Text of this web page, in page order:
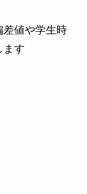
差値や学生時
ます